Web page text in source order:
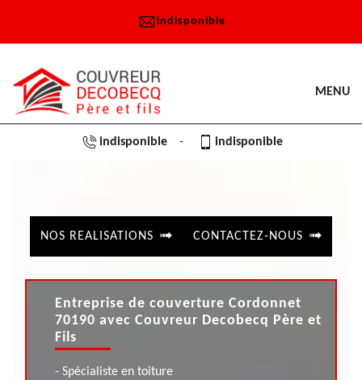
indisponible
MENU
indisponible - indisponible
NOS REALISATIONS CONTACTEZ-NOUS
Entreprise de couverture Cordonnet
70190 avec Couvreur Decobecq Père et
Fils
- Spécialiste en toiture